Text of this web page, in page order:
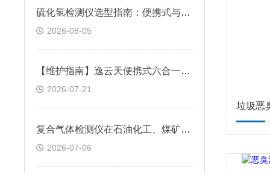
硫化氢检测仪选型指南：便携式与固定式怎么选？逸云天自研方案给出答案
2026-08-05
【维护指南】逸云天便携式六合一气体检测仪日常巡检与维保要点
2026-07-21
复合气体检测仪在石油化工、煤矿、冶金和制药等行业的作用
2026-07-06
垃圾恶